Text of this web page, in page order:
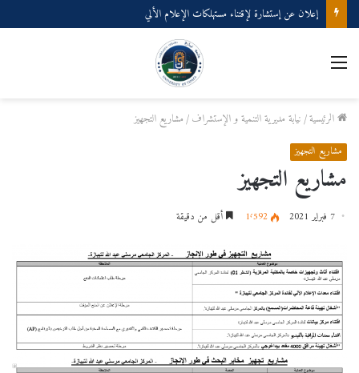
إعلان عن إستشارة لإقتناء مستهلكات الإعلام الألي
القائمة
الرئيسية/نيابة مديرية التنمية و الإستشراف/مشاريع التجهيز
مشاريع التجهيز
مشاريع التجهيز
7 فبراير 2021 1٬592 أقل من دقيقة